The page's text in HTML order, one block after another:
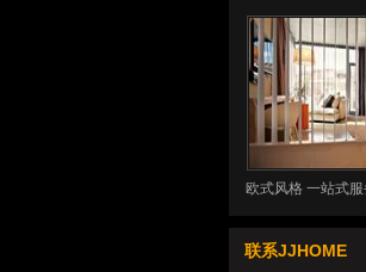
计 酒店客
欧式风格 一站式
联系JJHOME